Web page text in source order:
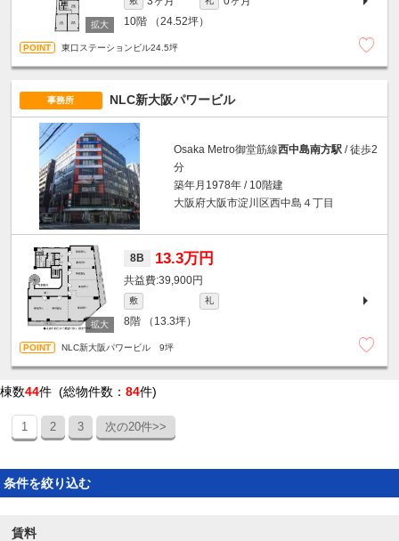
10階
（24.52坪）
東口ステーションビル24.5坪
事務所 NLC新大阪パワービル
Osaka Metro御堂筋線西中島南方駅 / 徒歩2
分
築年月1978年 / 10階建
大阪府大阪市淀川区西中島４丁目
8B 13.3万円
39,900円
敷 礼
8階 （13.3坪）
NLC新大阪パワービル 9坪
棟数44件 (総物件数： 84件)
1 2 3 次の20件>>
条件を絞り込む
賃料